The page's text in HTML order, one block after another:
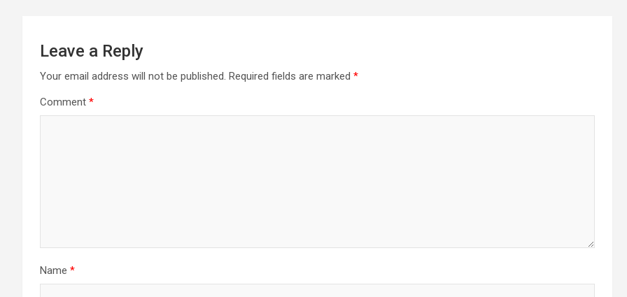
Leave a Reply
Your email address will not be published. Required fields are marked *
Comment *
Name *